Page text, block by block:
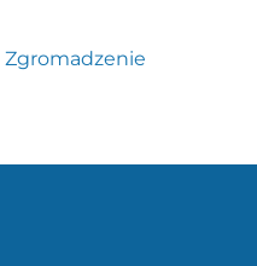
Zgromadzenie